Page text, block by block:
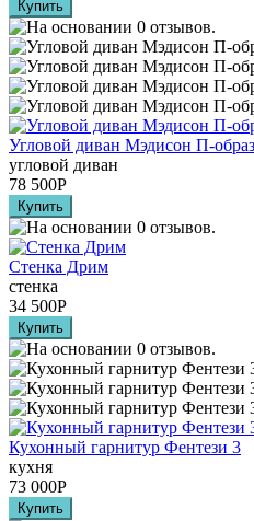
Угловой диван Мэдисон П-
угловой диван
78 500Р
Стенка Дрим
стенка
34 500Р
Кухонный гарнитур Фентези 3
кухня
73 000Р